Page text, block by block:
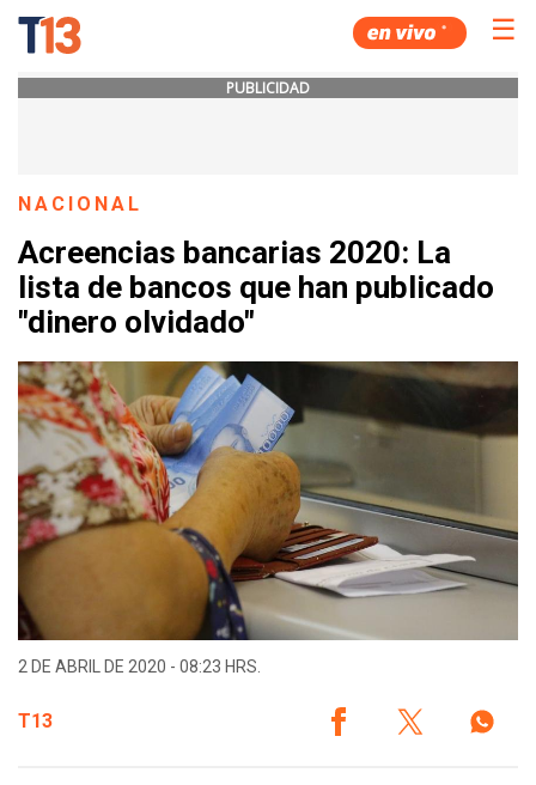
☰
PUBLICIDAD
NACIONAL
Acreencias bancarias 2020: La
lista de bancos que han publicado
"dinero olvidado"
2 DE ABRIL DE 2020 - 08:23 HRS.
T13